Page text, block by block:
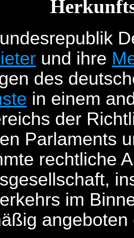
und ihre
des
in einem
der
Parlaments
rechtliche
im